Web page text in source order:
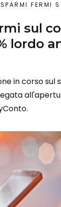
FERMI
sul
lordo
in corso sul